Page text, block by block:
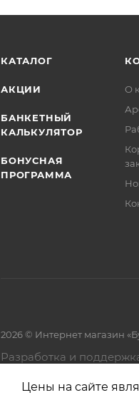
КАТАЛОГ
АКЦИИ
БАНКЕТНЫЙ
КАЛЬКУЛЯТОР
БОНУСНАЯ
ПРОГРАММА
О
2026 © Интернет магазин
Разработка и
Цены на сайте